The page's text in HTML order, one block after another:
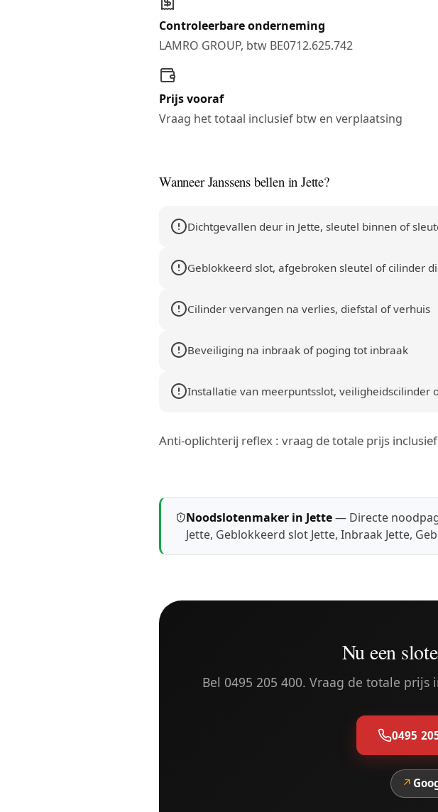
Controleerbare onderneming
LAMRO GROUP, btw BE0712.625.742
Prijs vooraf
Vraag het totaal inclusief btw en verplaatsing
Wanneer Janssens bellen in Jette?
Dichtgevallen deur in Jette, sleutel binnen of
Geblokkeerd slot, afgebroken sleutel of cilinder
Cilinder vervangen na verlies, diefstal of verhuis
Beveiliging na inbraak of poging tot inbraak
Installatie van meerpuntsslot, veiligheidscilinder
Anti-oplichterij reflex : vraag de totale prijs
Noodslotenmaker in Jette— Directe
Jette, Geblokkeerd slot Jette,Inbraak Jette,
Nu een
Bel 0495 205 400. Vraag de totale
0495
↗